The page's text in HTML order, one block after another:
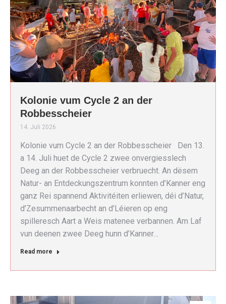
Kolonie vum Cycle 2 an der
Robbesscheier
14. Juli 2026
Kolonie vum Cycle 2 an der Robbesscheier Den 13.
a 14. Juli huet de Cycle 2 zwee onvergiesslech
Deeg an der Robbesscheier verbruecht. An dësem
Natur- an Entdeckungszentrum konnten d’Kanner eng
ganz Rei spannend Aktivitéiten erliewen, déi d’Natur,
d’Zesummenaarbecht an d’Léieren op eng
spilleresch Aart a Weis matenee verbannen. Am Laf
vun deenen zwee Deeg hunn d’Kanner…
Read more